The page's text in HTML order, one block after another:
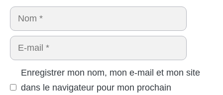
Nom
E-
mail
Enregistrer mon nom, mon e-mail et mon site
dans le navigateur pour mon prochain